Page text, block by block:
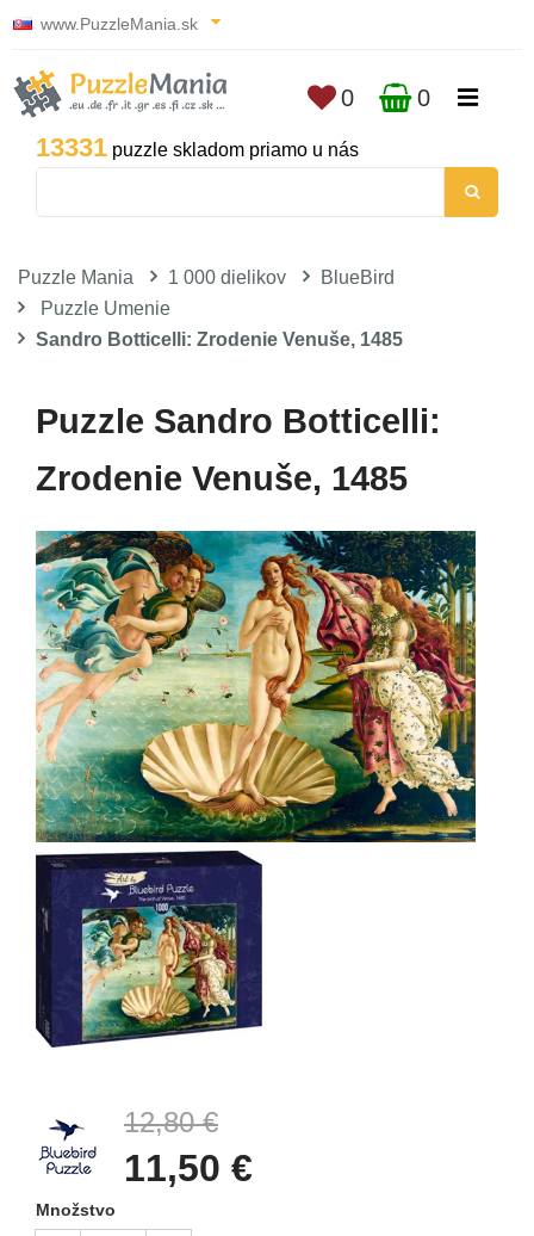
www.PuzzleMania.sk
13331 puzzle skladom priamo u nás
0 0
Puzzle Mania 1 000 dielikov
BlueBird
Puzzle Umenie
Sandro Botticelli: Zrodenie Venuše, 1485
Puzzle Sandro Botticelli:
Zrodenie Venuše, 1485
12,80 €
11,50 €
Množstvo